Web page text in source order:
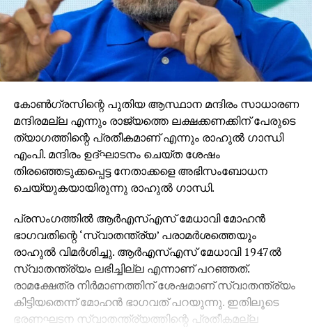
കോണ്‍ഗ്രസിന്റെ പുതിയ ആസ്ഥാന മന്ദിരം സാധാരണ
മന്ദിരമല്ല എന്നും രാജ്യത്തെ ലക്ഷക്കണക്കിന് പേരുടെ
ത്യാഗത്തിന്റെ പ്രതീകമാണ് എന്നും രാഹുല്‍ ഗാന്ധി
എംപി. മന്ദിരം ഉദ്ഘാടനം ചെയ്ത ശേഷം
തിരഞ്ഞെടുക്കപ്പെട്ട നേതാക്കളെ അഭിസംബോധന
ചെയ്യുകയായിരുന്നു രാഹുല്‍ ഗാന്ധി.
പ്രസംഗത്തില്‍ ആര്‍എസ്എസ് മേധാവി മോഹന്‍
ഭാഗവതിന്റെ ‘സ്വാതന്ത്ര്യ’ പരാമര്‍ശത്തെയും
രാഹുല്‍ വിമര്‍ശിച്ചു. ആര്‍എസ്എസ് മേധാവി 1947ല്‍
സ്വാതന്ത്ര്യം ലഭിച്ചില്ല എന്നാണ് പറഞ്ഞത്.
രാമക്ഷേത്ര നിര്‍മാണത്തിന് ശേഷമാണ് സ്വാതന്ത്ര്യം
കിട്ടിയതെന്ന് മോഹന്‍ ഭാഗവത് പറയുന്നു. ഇതിലൂടെ
ഭരണഘടന സ്വാതന്ത്ര്യത്തിന്റെ പ്രതീകമല്ല